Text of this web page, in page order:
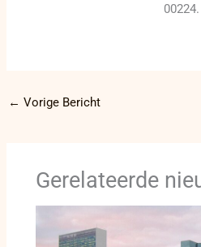
00224.
← Vorige Bericht
Gerelateerde